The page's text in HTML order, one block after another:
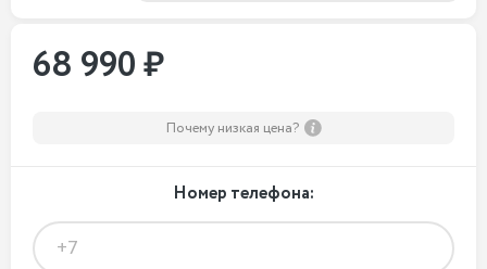
68 990 ₽
Почему низкая цена?
Номер телефона: